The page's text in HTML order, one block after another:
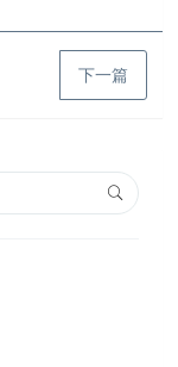
下一篇